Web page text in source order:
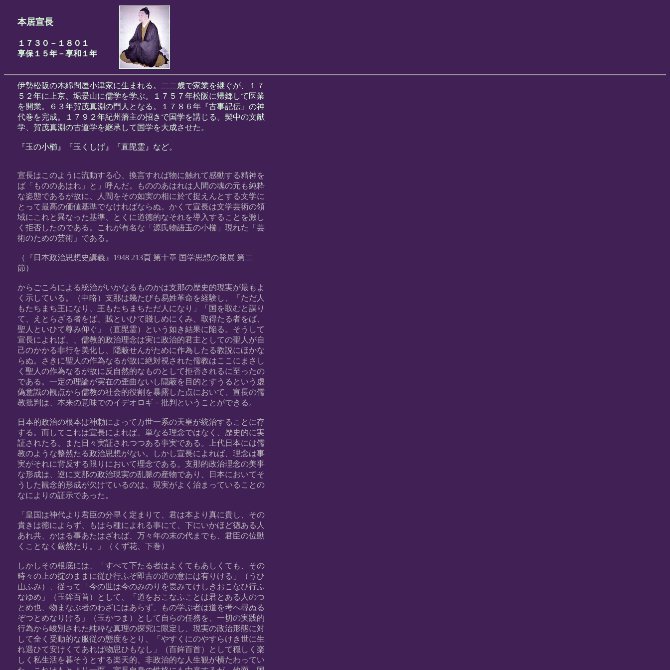
本居宣長
１７３０－１８０１
享保１５年－享和１年
伊勢松阪の木綿問屋小津家に生まれる。二二歳で家業を継ぐが、１７
５２年に上京、堀景山に儒学を学ぶ。１７５７年松阪に帰郷して医業
を開業。６３年賀茂真淵の門人となる。１７８６年『古事記伝』の神
代巻を完成。１７９２年紀州藩主の招きで国学を講じる。契中の文献
学、賀茂真淵の古道学を継承して国学を大成させた。
『玉の小櫛』『玉くしげ』『直毘霊』など。
宣長はこのように流動する心、換言すれば物に触れて感動する精神を
ば「もののあはれ」と」呼んだ。もののあはれは人間の魂の元も純粋
な姿態であるが故に、人間をその如実の相に於て捉えんとする文学に
とって最高の価値基準でなければならぬ。かくて宣長は文学芸術の領
域にこれと異なった基準、とくに道徳的なそれを導入することを激し
く拒否したのである。これが有名な「源氏物語玉の小櫛」現れた「芸
術のための芸術」である。
（『日本政治思想史講義』1948 213頁 第十章 国学思想の発展 第二
節）
からごころによる統治がいかなるものかは支那の歴史的現実が最もよ
く示している。（中略）支那は幾たびも易姓革命を経験し、「ただ人
もたちまち王になり、王もたちまちただ人になり」「国を取むと謀り
て、えとらざる者をば、賊といひて賤しめにくみ、取得たる者をば、
聖人といひて尊み仰ぐ」（直毘霊）という如き結果に陥る。そうして
宣長によれば、、儒教的政治理念は実に政治的君主としての聖人が自
己のかかる非行を美化し、隠蔽せんがために作為したる教説にほかな
らぬ。さきに聖人の作為なるが故に絶対視された儒教はここにまさし
く聖人の作為なるが故に反自然的なものとして拒否されるに至ったの
である。一定の理論が実在の歪曲ないし隠蔽を目的とすうるという虚
偽意識の観点から儒教の社会的役割を暴露した点において、宣長の儒
教批判は、本来の意味でのイデオロギ－批判ということができる。
日本的政治の根本は神勅によって万世一系の天皇が統治することに存
する。而してこれは宣長によれば、単なる理念ではなく、歴史的に実
証されたる、また日々実証されつつある事実である。上代日本には儒
教のような整然たる政治思想がない。しかし宣長によれば、理念は事
実がそれに背反する限りにおいて理念である。支那的政治理念の美事
な形成は、逆に支那の政治現実の乱脈の産物であり、日本においてそ
うした観念的形成が欠けているのは、現実がよく治まっていることの
なによりの証示であった。
「皇国は神代より君臣の分早く定まりて、君は本より真に貴し、その
貴きは徳によらず、もはら種によれる事にて、下にいかほど徳ある人
あれ共、かはる事あたはざれば、万々年の末の代までも、君臣の位動
くことなく厳然たり。」（くず花、下巻）
しかしその根底には、「すべて下たる者はよくてもあしくても、その
時々の上の掟のままに従ひ行ふぞ即古の道の意には有りける」（うひ
山ふみ）、従って「今の世は今のみのりを畏みてけしきおこなひ行ふ
なゆめ」（玉鉾百首）として、「道をおこなふことは君とある人のつ
とめ也、物まなぶ者のわざにはあらず、もの学ぶ者は道を考へ尋ぬる
ぞつとめなりける」（玉かつま）として自らの任務を、一切の実践的
行為から峻別された純粋な真理の探究に限定し、現実の政治形態に対
して全く受動的な服従の態度をとり、「やすくにのやすらけき世に生
れ遇ひて安けくてあれば物思ひもなし」（百鉾百首）として穏しく楽
しく私生活を暮そうとする楽天的、非政治的な人生観が横たわってい